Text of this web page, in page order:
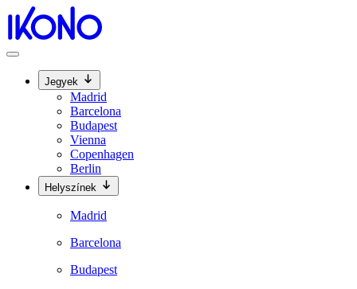
Jegyek
Madrid
Barcelona
Budapest
Vienna
Copenhagen
Berlin
Helyszínek
Madrid
Barcelona
Budapest